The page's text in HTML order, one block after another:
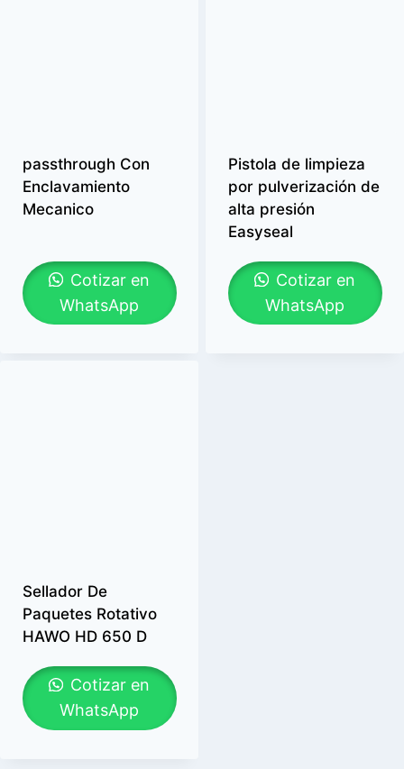
passthrough Con
Enclavamiento
Mecanico
Cotizar en
WhatsApp
Pistola de limpieza
por pulverización de
alta presión
Easyseal
Cotizar en
WhatsApp
Sellador De
Paquetes Rotativo
HAWO HD 650 D
Cotizar en
WhatsApp